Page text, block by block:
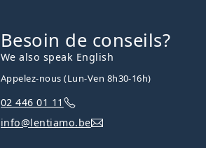
Besoin de conseils?
We also speak English
Appelez-nous (Lun-Ven 8h30-16h)
02 446 01 11
info@lentiamo.be